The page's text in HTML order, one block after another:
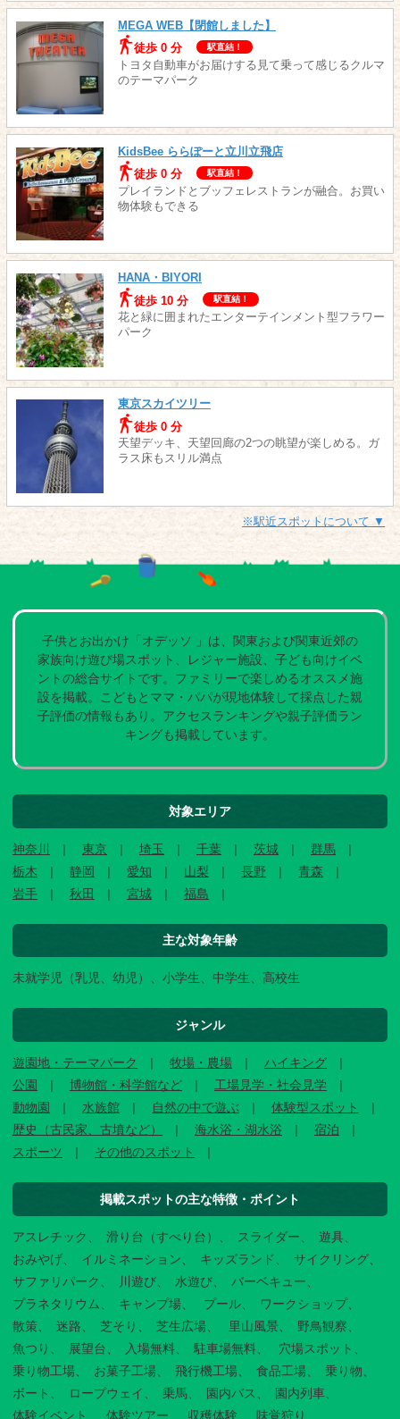
MEGA WEB【閉館しました】
徒歩 0 分
駅直結！
トヨタ自動車がお届けする見て乗って感じるクルマ
のテーマパーク
KidsBee ららぽーと立川立飛店
徒歩 0 分
駅直結！
プレイランドとブッフェレストランが融合。お買い
物体験もできる
HANA・BIYORI
徒歩 10 分
駅直結！
花と緑に囲まれたエンターテインメント型フラワー
パーク
東京スカイツリー
徒歩 0 分
天望デッキ、天望回廊の2つの眺望が楽しめる。ガ
ラス床もスリル満点
※駅近スポットについて ▼
子供とお出かけ「オデッソ 」は、関東および関東近郊の
家族向け遊び場スポット、レジャー施設、子ども向けイベ
ントの総合サイトです。ファミリーで楽しめるオススメ施
設を掲載。こどもとママ・パパが現地体験して採点した親
子評価の情報もあり。アクセスランキングや親子評価ラン
キングも掲載しています。
対象エリア
神奈川 東京 埼玉 千葉 茨城
群馬
栃木
静岡 愛知 山梨 長野
青森
岩手
秋田 宮城 福島
主な対象年齢
未就学児（乳児、幼児）、小学生、中学生、高校生
ジャンル
遊園地・テーマパーク 牧場・農場
ハイキング
公園
博物館・科学館など
工場見学・社会見学
動物園
水族館 自然の中で遊ぶ
体験型スポット
歴史（古民家、古墳など）
海水浴・湖水浴
宿泊
スポーツ
その他のスポット
掲載スポットの主な特徴・ポイント
アスレチック 滑り台（すべり台） スライダー
遊具
おみやげ
イルミネーション キッズランド
サイクリング
サファリパーク
川遊び 水遊び
バーベキュー
プラネタリウム
キャンプ場 プール
ワークショップ
散策
迷路 芝そり 芝生広場 里山風景
野鳥観察
魚つり
展望台 入場無料 駐車場無料
穴場スポット
乗り物工場
お菓子工場 飛行機工場 食品工場
乗り物
ボート
ロープウェイ 乗馬 園内バス
園内列車
体験イベント
体験ツアー 収穫体験 味覚狩り